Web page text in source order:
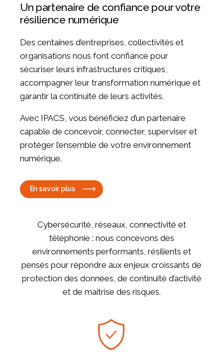
Un partenaire de confiance pour votre
résilience numérique
Des centaines d’entreprises, collectivités et
organisations nous font confiance pour
sécuriser leurs infrastructures critiques,
accompagner leur transformation numérique et
garantir la continuité de leurs activités.
Avec IPACS, vous bénéficiez d’un partenaire
capable de concevoir, connecter, superviser et
protéger l’ensemble de votre environnement
numérique.
En savoir plus
Cybersécurité, réseaux, connectivité et
téléphonie : nous concevons des
environnements performants, résilients et
pensés pour répondre aux enjeux croissants de
protection des données, de continuité d’activité
et de maîtrise des risques.